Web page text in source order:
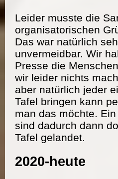
Leider musste die
organisatorischen
Das war natürlich
unvermeidbar. Wir
Presse die
wir leider nichts
aber natürlich jeder
Tafel bringen kann
man das möchte.
sind dadurch dann
Tafel gelandet.
2020-heute